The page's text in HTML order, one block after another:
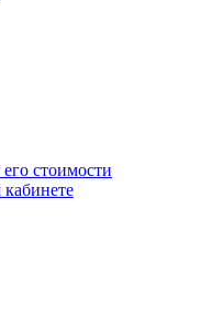
стоимости